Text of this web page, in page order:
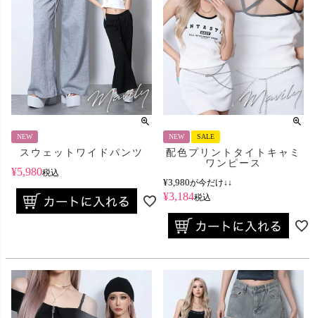
NEW
スウェットワイドパンツ
¥5,980税込
NEW SALE
配色プリントタイトキャミ
ワンピース
¥3,980が今だけ↓↓
¥3,184税込